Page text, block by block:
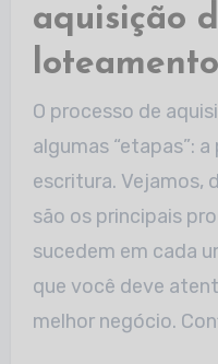
aquisição
loteamento
O processo de
algumas “etapas”:
escritura. Vejamos,
são os principais
sucedem em cada
que você deve
melhor negócio.